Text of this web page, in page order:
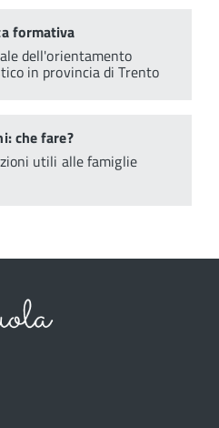
formativa
dell'orientamento
in provincia di Trento
che fare?
utili alle famiglie